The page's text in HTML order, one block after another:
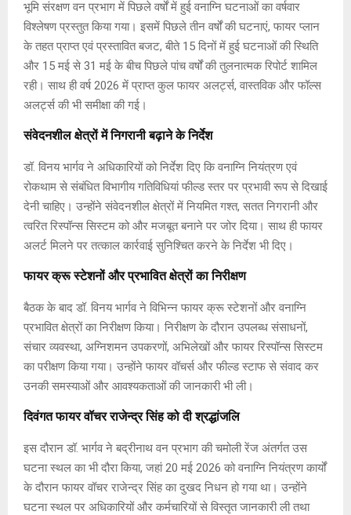
भूमि संरक्षण वन प्रभाग में पिछले वर्षों में हुई वनाग्नि घटनाओं का वर्षवार
विश्लेषण प्रस्तुत किया गया। इसमें पिछले तीन वर्षों की घटनाएं, फायर प्लान
के तहत प्राप्त एवं प्रस्तावित बजट, बीते 15 दिनों में हुई घटनाओं की स्थिति
और 15 मई से 31 मई के बीच पिछले पांच वर्षों की तुलनात्मक रिपोर्ट शामिल
रही। साथ ही वर्ष 2026 में प्राप्त कुल फायर अलर्ट्स, वास्तविक और फॉल्स
अलर्ट्स की भी समीक्षा की गई।
संवेदनशील क्षेत्रों में निगरानी बढ़ाने के निर्देश
डॉ. विनय भार्गव ने अधिकारियों को निर्देश दिए कि वनाग्नि नियंत्रण एवं
रोकथाम से संबंधित विभागीय गतिविधियां फील्ड स्तर पर प्रभावी रूप से दिखाई
देनी चाहिए। उन्होंने संवेदनशील क्षेत्रों में नियमित गश्त, सतत निगरानी और
त्वरित रिस्पॉन्स सिस्टम को और मजबूत बनाने पर जोर दिया। साथ ही फायर
अलर्ट मिलने पर तत्काल कार्रवाई सुनिश्चित करने के निर्देश भी दिए।
फायर क्रू स्टेशनों और प्रभावित क्षेत्रों का निरीक्षण
बैठक के बाद डॉ. विनय भार्गव ने विभिन्न फायर क्रू स्टेशनों और वनाग्नि
प्रभावित क्षेत्रों का निरीक्षण किया। निरीक्षण के दौरान उपलब्ध संसाधनों,
संचार व्यवस्था, अग्निशमन उपकरणों, अभिलेखों और फायर रिस्पॉन्स सिस्टम
का परीक्षण किया गया। उन्होंने फायर वॉचर्स और फील्ड स्टाफ से संवाद कर
उनकी समस्याओं और आवश्यकताओं की जानकारी भी ली।
दिवंगत फायर वॉचर राजेन्द्र सिंह को दी श्रद्धांजलि
इस दौरान डॉ. भार्गव ने बद्रीनाथ वन प्रभाग की चमोली रेंज अंतर्गत उस
घटना स्थल का भी दौरा किया, जहां 20 मई 2026 को वनाग्नि नियंत्रण कार्यों
के दौरान फायर वॉचर राजेन्द्र सिंह का दुखद निधन हो गया था। उन्होंने
घटना स्थल पर अधिकारियों और कर्मचारियों से विस्तृत जानकारी ली तथा